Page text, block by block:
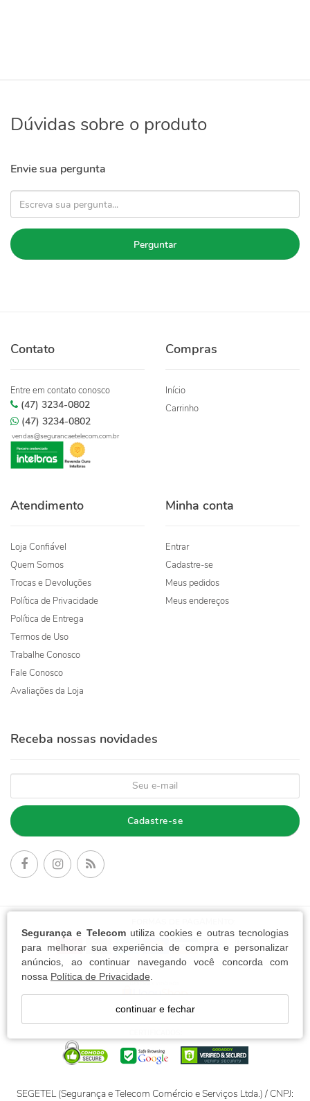
Segurança e Telecomutiliza cookies e outras tecnologias
para melhorar sua experiência de compra e personalizar
anúncios, ao continuar navegando você concorda com
nossa Política de Privacidade.
continuar e fechar
Dúvidas sobre o produto
Envie sua pergunta
Perguntar
Contato
Entre em contato conosco
(47) 3234-0802
(47) 3234-0802
vendas@segurancaetelecom.com.br
Compras
Início
Carrinho
Atendimento
Loja Confiável
Quem Somos
Trocas e Devoluções
Política de Privacidade
Política de Entrega
Termos de Uso
Trabalhe Conosco
Fale Conosco
Avaliações da Loja
Minha conta
Entrar
Cadastre-se
Meus pedidos
Meus endereços
Receba nossas novidades
Cadastre-se
SEGETEL (Segurança e Telecom Comércio e Serviços Ltda.) / CNPJ: